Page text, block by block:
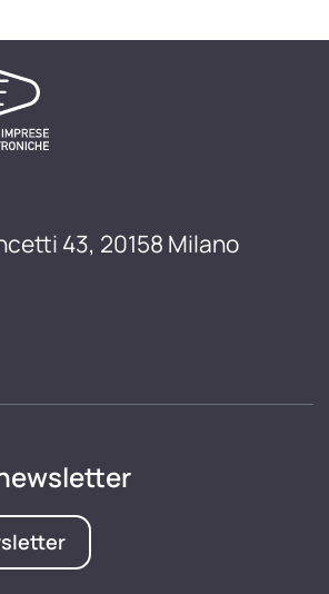
43, 20158 Milano